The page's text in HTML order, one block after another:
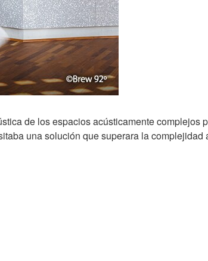
de los espacios acústicamente complejos
una solución que superara la complejidad